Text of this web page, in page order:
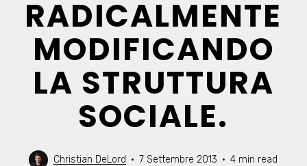
RADICALMENTE
MODIFICANDO
LA STRUTTURA
SOCIALE.
Christian DeLord 7 Settembre 2013 4 min read